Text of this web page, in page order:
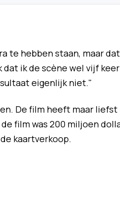
te hebben staan, maar
ik de scène wel vijf
eigenlijk niet."
De film heeft maar
film was 200 miljoen
kaartverkoop.